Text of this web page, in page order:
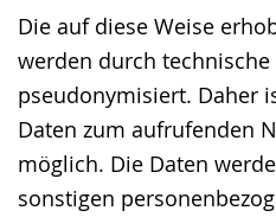
Die auf diese Weise
werden durch
pseudonymisiert. Daher
Daten zum aufrufenden
möglich. Die Daten
sonstigen